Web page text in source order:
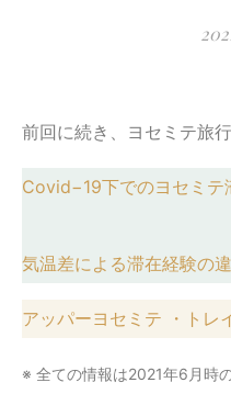
前回に続き、ヨセミテ旅
Covid−19下でのヨセミ
気温差による滞在経験の
アッパーヨセミテ ・トレ
※ 全ての情報は2021年6月時